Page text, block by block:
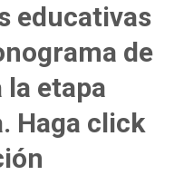
educativas
de
la etapa
Haga click